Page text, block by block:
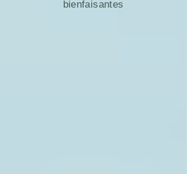
bienfaisantes